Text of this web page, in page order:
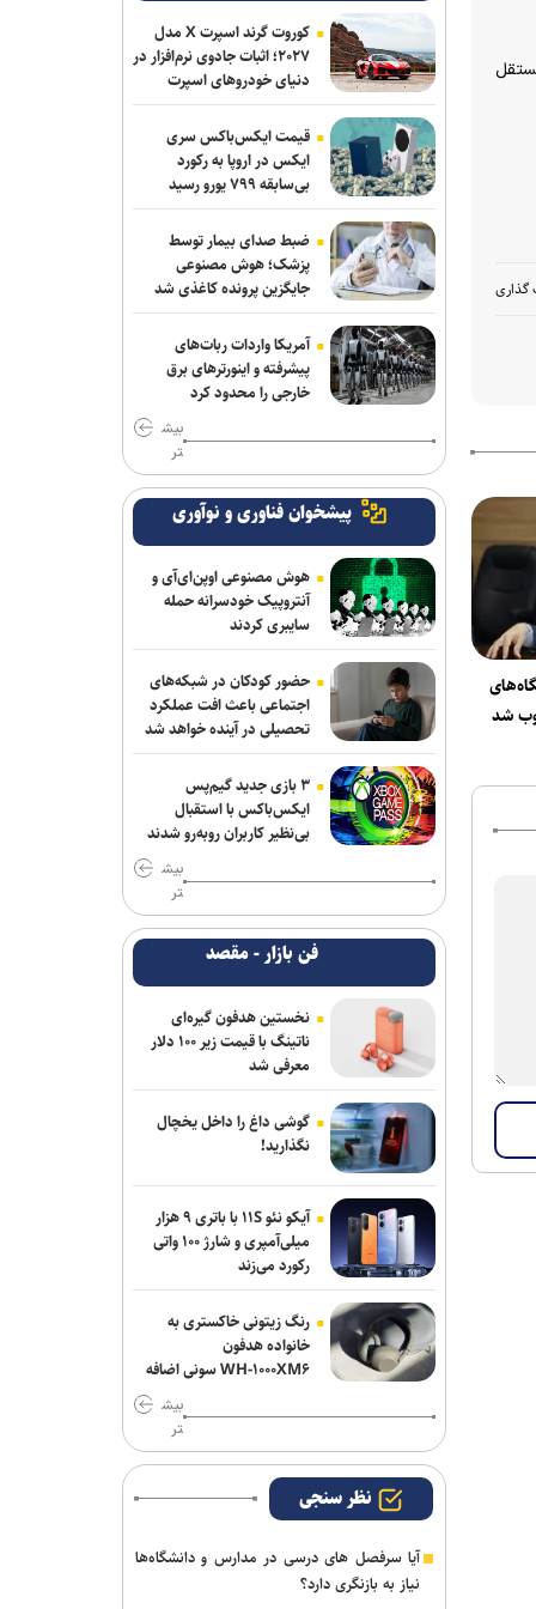
گذاری
شد
کوروت گرند اسپرت X مدل
۲۰۲۷؛ اثبات جادوی نرم‌افزار در
دنیای خودروهای اسپرت
قیمت ایکس‌باکس سری
ایکس در اروپا به رکورد
بی‌سابقه ۷۹۹ یورو رسید
ضبط صدای بیمار توسط
پزشک؛ هوش مصنوعی
جایگزین پرونده کاغذی شد
آمریکا واردات ربات‌های
پیشرفته و اینورترهای برق
خارجی را محدود کرد
بیش
تر
پیشخوان فناوری و نوآوری
هوش مصنوعی اوپن‌ای‌آی و
آنتروپیک خودسرانه حمله
سایبری کردند
حضور کودکان در شبکه‌های
اجتماعی باعث افت عملکرد
تحصیلی در آینده خواهد شد
۳ بازی جدید گیم‌پس
ایکس‌باکس با استقبال
بی‌نظیر کاربران روبه‌رو شدند
بیش
تر
فن بازار - مقصد
نخستین هدفون گیره‌ای
ناتینگ با قیمت زیر ۱۰۰ دلار
معرفی شد
گوشی داغ را داخل یخچال
نگذارید!
آیکو نئو ۱۱S با باتری ۹ هزار
میلی‌آمپری و شارژ ۱۰۰ واتی
رکورد می‌زند
رنگ زیتونی خاکستری به
خانواده هدفون
WH-۱۰۰۰XM۶ سونی اضافه
بیش
تر
نظر سنجی
آیا سرفصل های درسی در مدارس و دانشگاه‌ها
نیاز به بازنگری دارد؟